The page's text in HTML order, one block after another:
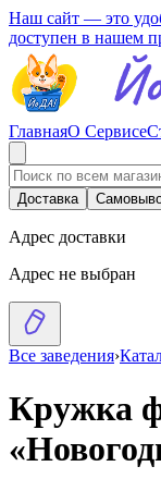
Наш сайт — это
доступен в нашем
ГлавнаяО Сервисе
Доставка
Адрес доставки
Адрес не выбран
Все заведения›
Кружка